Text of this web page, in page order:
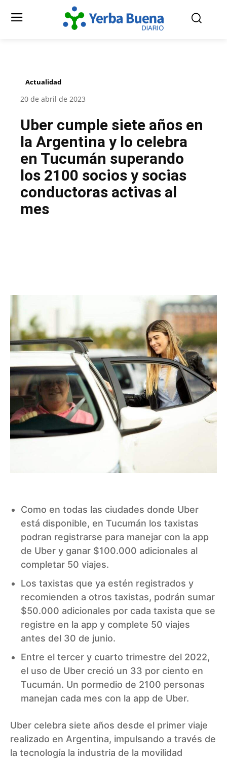
Actualidad
20 de abril de 2023
Uber cumple siete años en
la Argentina y lo celebra
en Tucumán superando
los 2100 socios y socias
conductoras activas al
mes
Como en todas las ciudades donde Uber
está disponible, en Tucumán los taxistas
podran registrarse para manejar con la app
de Uber y ganar $100.000 adicionales al
completar 50 viajes.
Los taxistas que ya estén registrados y
recomienden a otros taxistas, podrán sumar
$50.000 adicionales por cada taxista que se
registre en la app y complete 50 viajes
antes del 30 de junio.
Entre el tercer y cuarto trimestre del 2022,
el uso de Uber creció un 33 por ciento en
Tucumán. Un pormedio de 2100 personas
manejan cada mes con la app de Uber.
Uber celebra siete años desde el primer viaje
realizado en Argentina, impulsando a través de
la tecnología la industria de la movilidad